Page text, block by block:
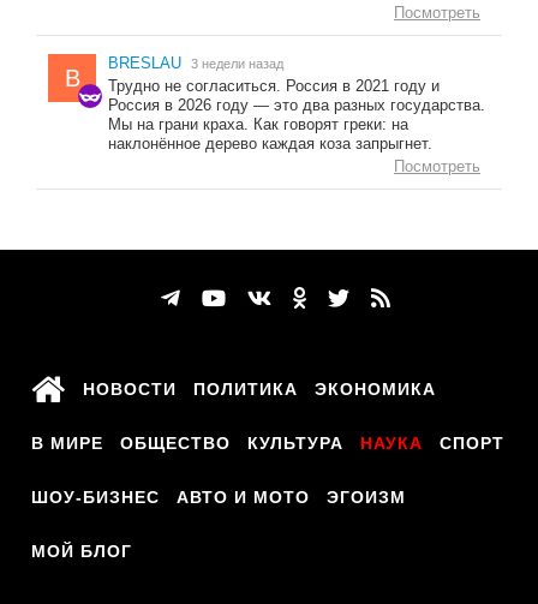
Посмотреть
B
BRESLAU 3 недели назад
Трудно не согласиться. Россия в 2021 году и
Россия в 2026 году — это два разных государства.
Мы на грани краха. Как говорят греки: на
наклонённое дерево каждая коза запрыгнет.
Посмотреть
НОВОСТИ ПОЛИТИКА ЭКОНОМИКА
В МИРЕ ОБЩЕСТВО КУЛЬТУРА НАУКА СПОРТ
ШОУ-БИЗНЕС АВТО И МОТО ЭГОИЗМ
МОЙ БЛОГ